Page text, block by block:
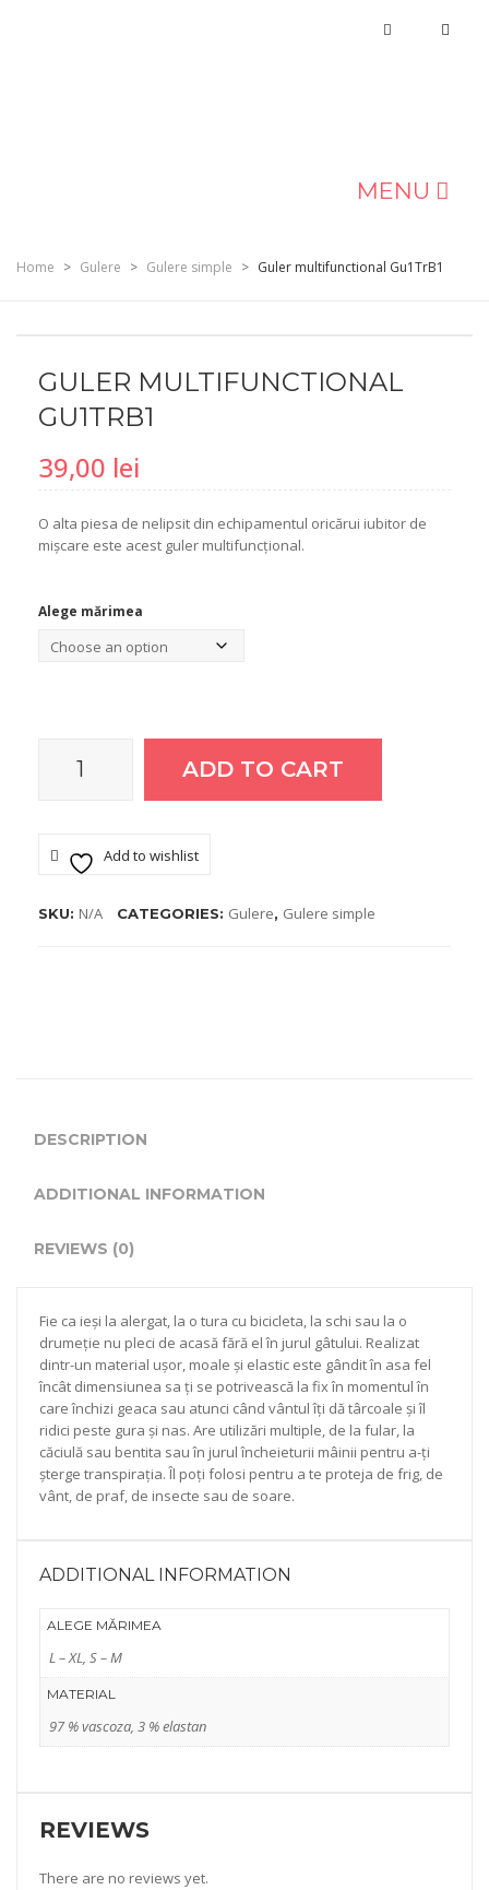
MENU
MAGAZIN
CONTACT
Home > Gulere > Gulere simple > Guler multifunctional Gu1TrB1
GULER MULTIFUNCTIONAL
GU1TRB1
39,00 lei
O alta piesa de nelipsit din echipamentul oricărui iubitor de
mișcare este acest guler multifuncțional.
Alege mărimea
ADD TO CART
Add to wishlist
SKU: N/A CATEGORIES: Gulere, Gulere simple
DESCRIPTION
ADDITIONAL INFORMATION
REVIEWS (0)
Fie ca ieși la alergat, la o tura cu bicicleta, la schi sau la o
drumeție nu pleci de acasă fără el în jurul gâtului. Realizat
dintr-un material ușor, moale și elastic este gândit în asa fel
încât dimensiunea sa ți se potrivească la fix în momentul în
care închizi geaca sau atunci când vântul îți dă târcoale și îl
ridici peste gura și nas. Are utilizări multiple, de la fular, la
căciulă sau bentita sau în jurul încheieturii mâinii pentru a-ți
șterge transpirația. Îl poți folosi pentru a te proteja de frig, de
vânt, de praf, de insecte sau de soare.
ADDITIONAL INFORMATION
ALEGE MĂRIMEA
L – XL, S – M
MATERIAL
97 % vascoza, 3 % elastan
REVIEWS
There are no reviews yet.